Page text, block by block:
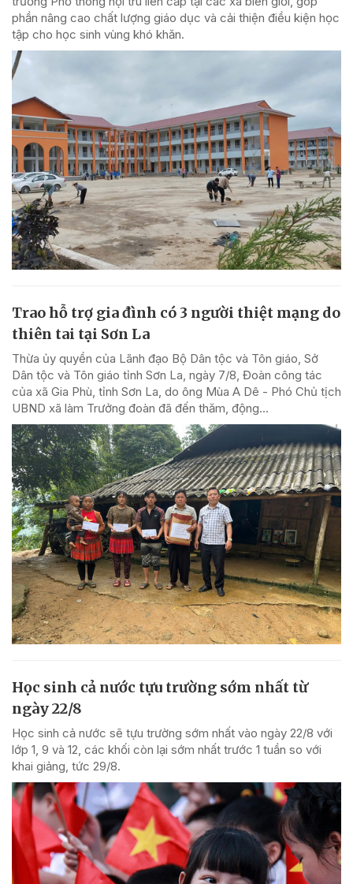
phần nâng cao chất lượng giáo dục và cải thiện điều kiện học
tập cho học sinh vùng khó khăn.
Trao hỗ trợ gia đình có 3 người thiệt mạng do
thiên tai tại Sơn La
Thừa ủy quyền của Lãnh đạo Bộ Dân tộc và Tôn giáo, Sở
Dân tộc và Tôn giáo tỉnh Sơn La, ngày 7/8, Đoàn công tác
của xã Gia Phù, tỉnh Sơn La, do ông Mùa A Dê - Phó Chủ tịch
UBND xã làm Trưởng đoàn đã đến thăm, động...
Học sinh cả nước tựu trường sớm nhất từ
ngày 22/8
Học sinh cả nước sẽ tựu trường sớm nhất vào ngày 22/8 với
lớp 1, 9 và 12, các khối còn lại sớm nhất trước 1 tuần so với
khai giảng, tức 29/8.